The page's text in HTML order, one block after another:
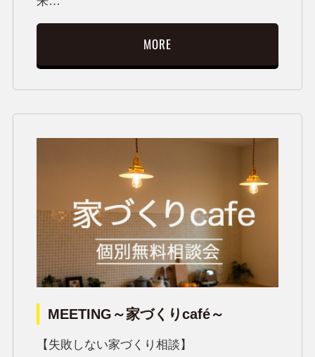
MORE
MEETING～家づくりcafé～
【失敗しない家づくり相談】